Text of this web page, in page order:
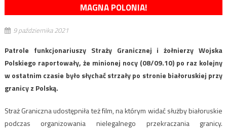
MAGNA POLONIA!
9 października 2021
Patrole funkcjonariuszy Straży Granicznej i żołnierzy Wojska
Polskiego raportowały, że minionej nocy (08/09.10) po raz kolejny
w ostatnim czasie było słychać strzały po stronie białoruskiej przy
granicy z Polską.
Straż Graniczna udostępniła też film, na którym widać służby białoruskie
podczas organizowania nielegalnego przekraczania granicy.